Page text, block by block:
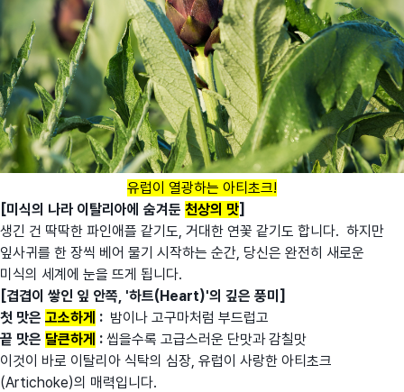
유럽이 열광하는 아티초크!
[미식의 나라 이탈리아에 숨겨둔 천상의 맛]
생긴 건 딱딱한 파인애플 같기도, 거대한 연꽃 같기도 합니다. 하지만
잎사귀를 한 장씩 베어 물기 시작하는 순간, 당신은 완전히 새로운
미식의 세계에 눈을 뜨게 됩니다.
[겹겹이 쌓인 잎 안쪽, '하트(Heart)'의 깊은 풍미]
첫 맛은 고소하게 : 밤이나 고구마처럼 부드럽고
끝 맛은 달큰하게 : 씹을수록 고급스러운 단맛과 감칠맛
이것이 바로 이탈리아 식탁의 심장, 유럽이 사랑한 아티초크
(Artichoke)의 매력입니다.